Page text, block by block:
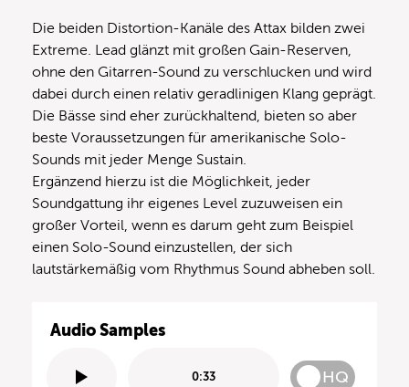
Die beiden Distortion-Kanäle des Attax bilden zwei
Extreme. Lead glänzt mit großen Gain-Reserven,
ohne den Gitarren-Sound zu verschlucken und wird
dabei durch einen relativ geradlinigen Klang geprägt.
Die Bässe sind eher zurückhaltend, bieten so aber
beste Voraussetzungen für amerikanische Solo-
Sounds mit jeder Menge Sustain.
Ergänzend hierzu ist die Möglichkeit, jeder
Soundgattung ihr eigenes Level zuzuweisen ein
großer Vorteil, wenn es darum geht zum Beispiel
einen Solo-Sound einzustellen, der sich
lautstärkemäßig vom Rhythmus Sound abheben soll.
Audio Samples
0:33 HQ